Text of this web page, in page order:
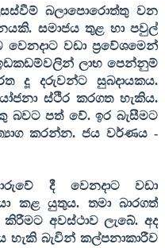
බලාපොරොත්තු වන
සමාජය තුළ හා පවුල්
වඩා ප්‍රවේශමෙන්
ලාභ පෙන්නුම්
දූ දරුවන්ට සුබදායකය.
ස්ථිර කරගත හැකිය.
බවට පත් වේ. ඉර බැසීමට
කරන්න. ජය වර්ණය -
දී වෙනදාට වඩා
කළ යුතුය. තමා බාරගත්
අවස්ථාව ලැබේ. අද
බැවින් කල්පනාකාරීව